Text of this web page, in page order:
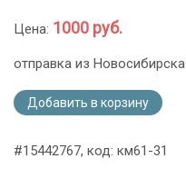
Цена: 1000 руб.
отправка из Новосибирска
Добавить в корзину
#15442767, код: км61-31